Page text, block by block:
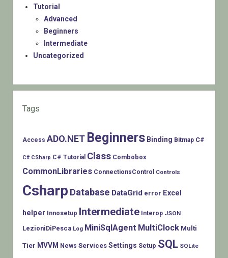
Tutorial
Advanced
Beginners
Intermediate
Uncategorized
Tags
Access ADO.NET Beginners Binding Bitmap C#
C# CSharp C# Tutorial Class Combobox
CommonLibraries ConnectionsControl Controls
Csharp Database DataGrid error Excel
helper Innosetup Intermediate Interop JSON
LezioniDiPesca Log MiniSqlAgent MultiClock Multi
Tier MVVM News Services Settings Setup SQL SQLite